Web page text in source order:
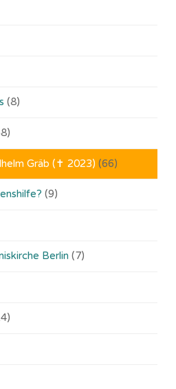
(8)
Gräb (✝ 2023) (66)
(9)
Berlin (7)